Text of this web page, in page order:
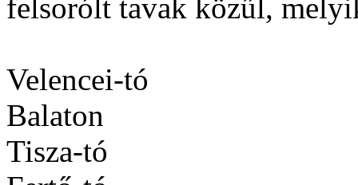
felsorólt tavak közűl,
Velencei-tó
Balaton
Tisza-tó